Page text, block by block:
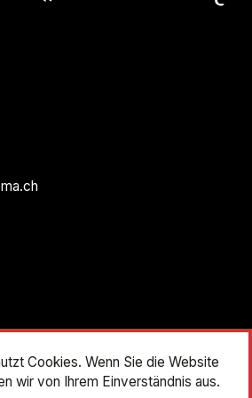
Cookies. Wenn Sie die Website
wir von Ihrem Einverständnis aus.